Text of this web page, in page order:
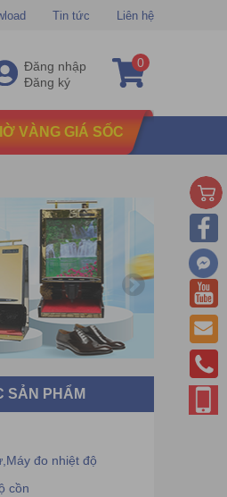
Tin tức Liên hệ
Đăng nhập
Đăng ký
0
VÀNG GIÁ SỐC
SẢN PHẨM
đo nhiệt độ
cồn